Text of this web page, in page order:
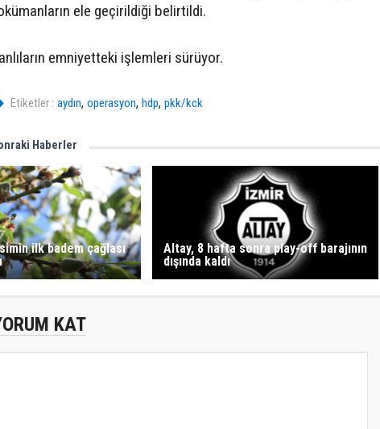
ele geçirildiği belirtildi.
emniyetteki işlemleri sürüyor.
Etiketler : aydın,operasyon,hdp,pkk/kck
Haberler
ilk badem çağlası
Altay, 8 hafta sonra play-off barajının
dışında kaldı
KAT